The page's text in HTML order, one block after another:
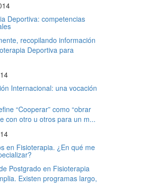
Deportiva: competencias
recopilando información
Deportiva para
Internacional: una vocación
“Cooperar” como “obrar
con otro u otros para un m...
en Fisioterapia. ¿En qué me
Postgrado en Fisioterapia
Existen programas largo,